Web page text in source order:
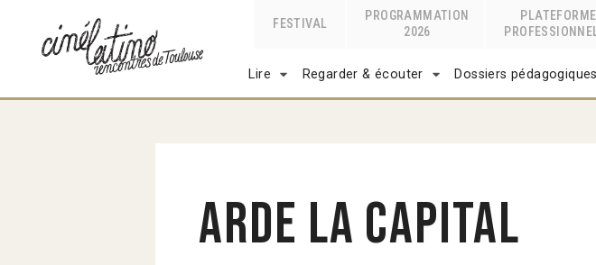
FESTIVAL
PROGRAMMATION
2026
PLATEFORME
Lire Regarder & écouter Dossiers pédagogiques
Arde la capital